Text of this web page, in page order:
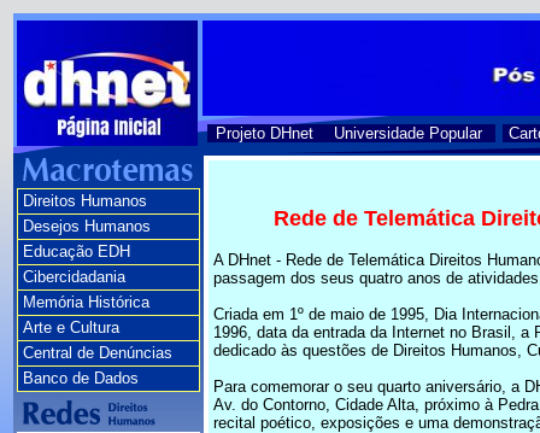
Projeto DHnet Universidade Popular
Direitos Humanos
Desejos Humanos
Educação EDH
Cibercidadania
Memória Histórica
Arte e Cultura
Central de Denúncias
Banco de Dados
Rede de Telemática
A DHnet - Rede de Telemática Direitos
passagem dos seus quatro anos de
Criada em 1º de maio de 1995, Dia
1996, data da entrada da Internet no Brasil, a
dedicado às questões de Direitos Humanos,
Para comemorar o seu quarto aniversário, a
Av. do Contorno, Cidade Alta, próximo à
recital poético, exposições e uma